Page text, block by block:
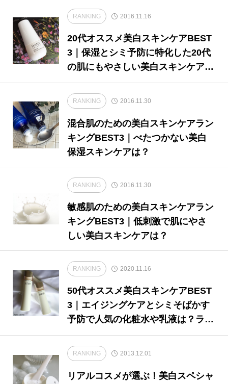
RANKING 2016.11.16
20代オススメ美白スキンケアBEST
3｜保湿とシミ予防に特化した20代
の肌にもやさしい美白スキンケア
は？ランキングでご紹介！
RANKING 2016.11.30
混合肌のための美白スキンケアラン
キングBEST3｜べたつかない美白
保湿スキンケアは？
RANKING 2016.11.30
敏感肌のための美白スキンケアラン
キングBEST3｜低刺激で肌にやさ
しい美白スキンケアは？
RANKING 2020.11.16
50代オススメ美白スキンケアBEST
3｜エイジングケアとシミそばかす
予防で人気の化粧水や乳液は？ラン
キングでご紹介
RANKING 2013.12.01
リアルコスメが選ぶ！美白スペシャ